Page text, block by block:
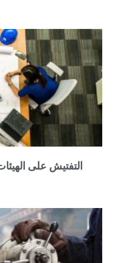
التفتيش على